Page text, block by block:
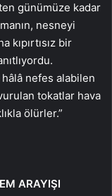
günümüze kadar
nesneyi
kıpırtısız bir
nefes alabilen
tokatlar hava
ölürler.”
ARAYIŞI